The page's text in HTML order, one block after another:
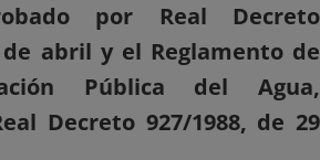
por Real Decreto
de abril y el Reglamento de
Pública del Agua,
Decreto 927/1988, de 29